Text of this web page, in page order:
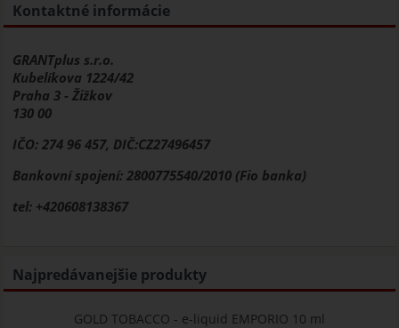
Kontaktné informácie
GRANTplus s.r.o.
Kubelíkova 1224/42
Praha 3 - Žižkov
130 00
IČO: 274 96 457, DIČ:CZ27496457
Bankovní spojení: 2800775540/2010 (Fio banka)
tel: +420608138367
Najpredávanejšie produkty
GOLD TOBACCO - e-liquid EMPORIO 10 ml